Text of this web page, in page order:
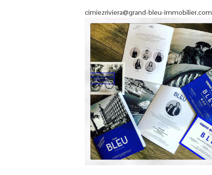
cimiezriviera@grand-bleu-immobilier.com